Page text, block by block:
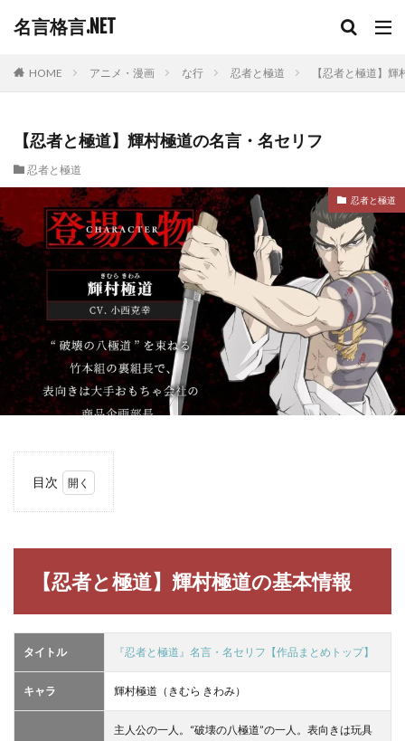
名言格言.NET
HOME アニメ・漫画 な行 忍者と極道 【忍者と極道】
【忍者と極道】輝村極道の名言・名セリフ
忍者と極道
忍者と極道
目次
道】
輝村
本情
報
【忍
【忍者と極道】輝村極道の基本情報
タイトル 『忍者と極道』名言・名セリフ【作品まとめトップ】
キャラ 輝村極道（きむら きわみ）
主人公の一人。“破壊の八極道”の一人。表向きは玩具